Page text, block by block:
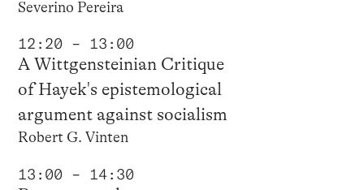
Severino Pereira
12:20 – 13:00
A Wittgensteinian Critique
of Hayek's epistemological
argument against socialism
Robert G. Vinten
13:00 – 14:30